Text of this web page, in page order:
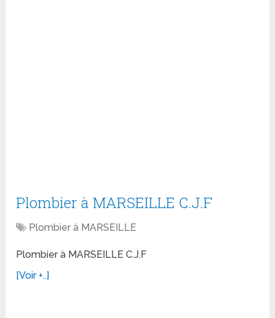
Plombier à MARSEILLE C.J.F
Plombier à MARSEILLE
Plombier à MARSEILLE C.J.F
[Voir +..]